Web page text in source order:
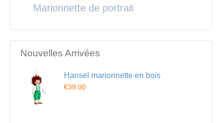
Marionnette de portrait
Nouvelles Arrivées
Hansel marionnette en bois
€39.00